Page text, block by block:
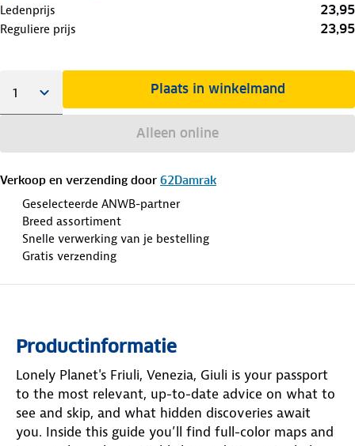
Ledenprijs 23,95
Reguliere prijs 23,95
Plaats in winkelmand
Alleen online
Verkoop en verzending door 62Damrak
Geselecteerde ANWB-partner
Breed assortiment
Snelle verwerking van je bestelling
Gratis verzending
Productinformatie
Lonely Planet's Friuli, Venezia, Giuli is your passport
to the most relevant, up-to-date advice on what to
see and skip, and what hidden discoveries await
you. Inside this guide you’ll find full-color maps and